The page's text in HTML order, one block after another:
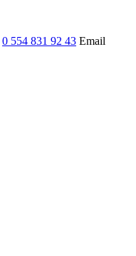
0 554 831 92 43 Email